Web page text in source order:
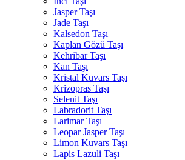
Jasper Taşı
Jade Taşı
Kalsedon Taşı
Kaplan Gözü Taşı
Kehribar Taşı
Kan Taşı
Kristal Kuvars Taşı
Krizopras Taşı
Selenit Taşı
Labradorit Taşı
Larimar Taşı
Leopar Jasper Taşı
Limon Kuvars Taşı
Lapis Lazuli Taşı